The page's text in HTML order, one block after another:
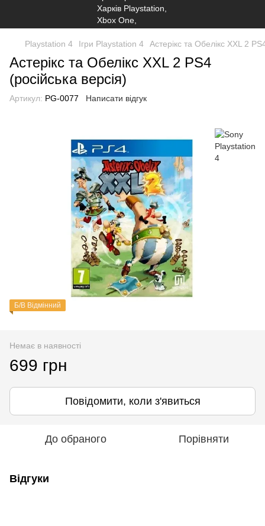
Playstation 4 Ігри Playstation 4 Астерікс та Обелікс XXL 2
Астерікс та Обелікс XXL 2 PS4
(російська версія)
Артикул: PG-0077 Написати відгук
Б/В Відмінний
Немає в наявності
699 грн
Повідомити, коли з'явиться
До обраного Порівняти
Відгуки